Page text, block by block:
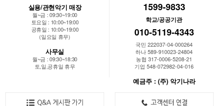
실용/관현악기 매장
월~금 : 09:30~19:00
토요일 : 10:00~19:00
공휴일 : 10:00~19:00
(일요일 휴무)
사무실
월~금 : 09:30~18:30
토,일,공휴일 휴무
1599-9833
학교/공공기관
010-5119-4343
국민 222037-04-000264
하나 589-910023-24804
농협 317-0006-5208-21
기업 548-072982-04-016
예금주 : (주) 악기나라